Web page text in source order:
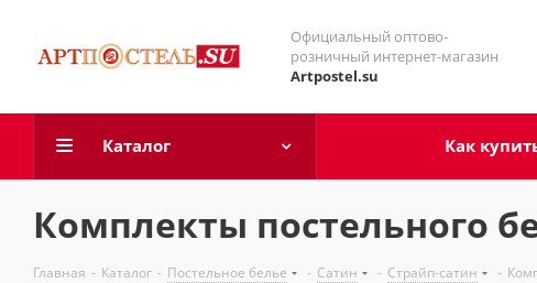
Официальный оптово-
розничный интернет-магазин
Artpostel.su
Каталог Как
Комплекты постельного
Главная - Каталог - Постельное белье - Сатин - Страйп-сатин -